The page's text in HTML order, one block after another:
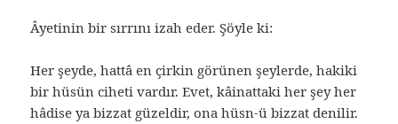
Âyetinin bir sırrını izah eder. Şöyle ki:
Her şeyde, hattâ en çirkin görünen şeylerde, hakiki
bir hüsün ciheti vardır. Evet, kâinattaki her şey her
hâdise ya bizzat güzeldir, ona hüsn-ü bizzat denilir.